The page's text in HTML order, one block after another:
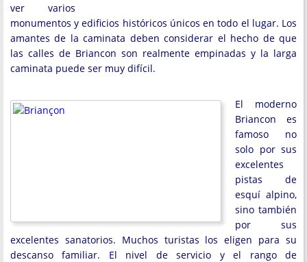
ver varios
monumentos y edificios históricos únicos en todo el lugar. Los
amantes de la caminata deben considerar el hecho de que
las calles de Briancon son realmente empinadas y la larga
caminata puede ser muy difícil.
El moderno
Briancon es
famoso no
solo por sus
excelentes
pistas de
esquí alpino,
sino también
por sus
excelentes sanatorios. Muchos turistas los eligen para su
descanso familiar. El nivel de servicio y el rango de